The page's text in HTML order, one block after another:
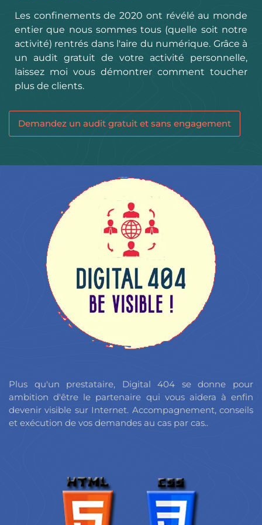
Les confinements de 2020 ont révélé au monde
entier que nous sommes tous (quelle soit notre
activité) rentrés dans l'aire du numérique. Grâce à
un audit gratuit de votre activité personnelle,
laissez moi vous démontrer comment toucher
plus de clients.
Demandez un audit gratuit et sans engagement
Plus qu'un prestataire, Digital 404 se donne pour
ambition d'être le partenaire qui vous aidera à enfin
devenir visible sur Internet. Accompagnement, conseils
et exécution de vos demandes au cas par cas..